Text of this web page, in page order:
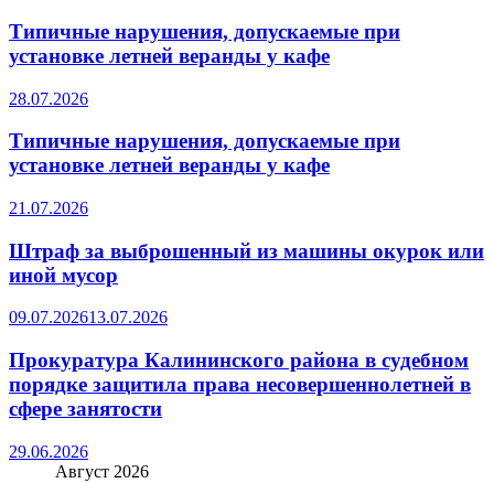
Типичные нарушения, допускаемые при
установке летней веранды у кафе
28.07.2026
Типичные нарушения, допускаемые при
установке летней веранды у кафе
21.07.2026
Штраф за выброшенный из машины окурок или
иной мусор
09.07.202613.07.2026
Прокуратура Калининского района в судебном
порядке защитила права несовершеннолетней в
сфере занятости
29.06.2026
Август 2026